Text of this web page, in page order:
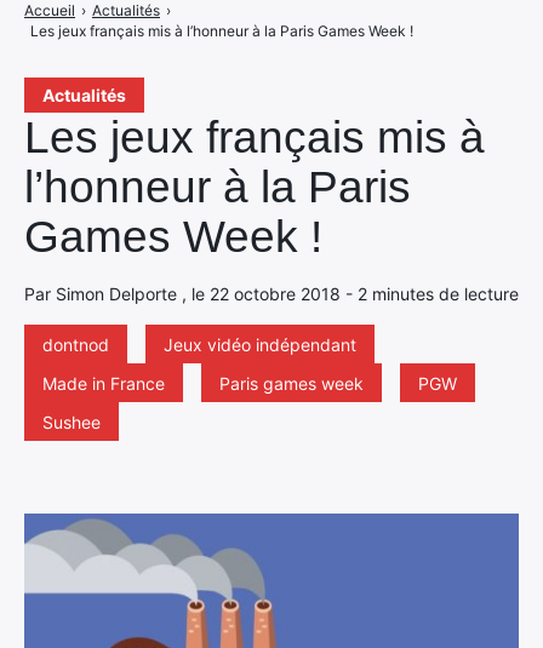
Actualités
Les jeux français mis à
l’honneur à la Paris
Games Week !
Par Simon Delporte , le 22 octobre 2018 - 2 minutes de lecture
dontnod
Jeux vidéo indépendant
Made in France
Paris games week
PGW
Sushee
Accueil › Actualités ›
Les jeux français mis à l’honneur à la Paris Games Week !